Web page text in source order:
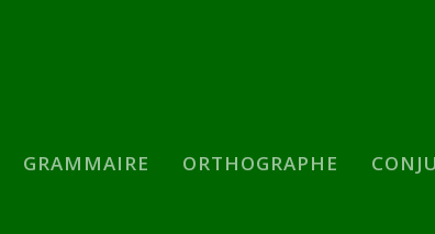
GRAMMAIRE ORTHOGRAPHE